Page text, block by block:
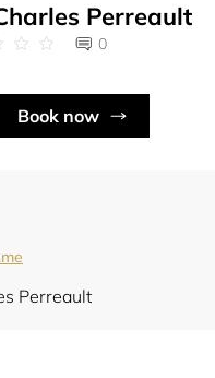
Perreault
0
Book now
Perreault